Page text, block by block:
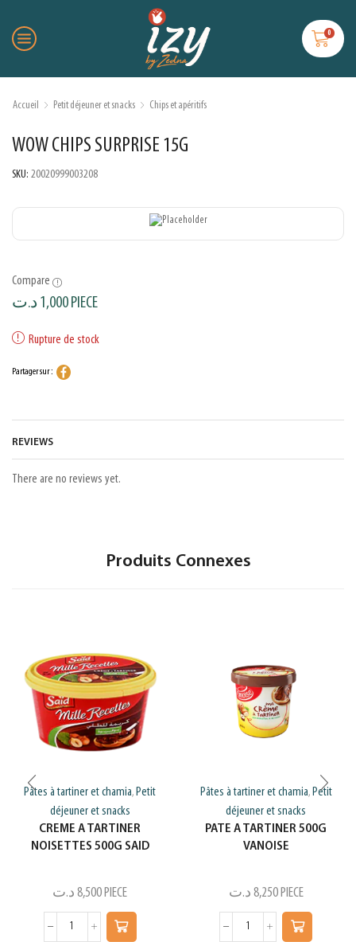
0
Accueil Petit déjeuner et snacks Chips et apéritifs
WOW CHIPS SURPRISE 15G
SKU: 20020999003208
Compare
1,000د.ت PIECE
Rupture de stock
Partager sur :
REVIEWS
There are no reviews yet.
Produits Connexes
Pâtes à tartiner et chamia, Petit
déjeuner et snacks
CREME A TARTINER
NOISETTES 500G SAID
8,500 د.ت PIECE
Pâtes à tartiner et chamia, Petit
déjeuner et snacks
PATE A TARTINER 500G
VANOISE
8,250 د.ت PIECE